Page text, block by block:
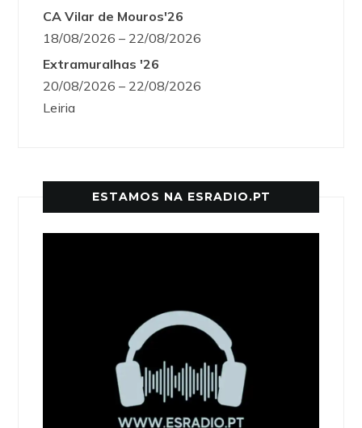
CA Vilar de Mouros'26
18/08/2026 – 22/08/2026
Extramuralhas '26
20/08/2026 – 22/08/2026
Leiria
ESTAMOS NA ESRADIO.PT